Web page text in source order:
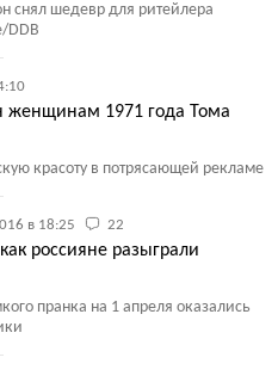
снял шедевр для ритейлера
DDB
женщинам 1971 года Тома
красоту в потрясающей рекламе
в 18:25 22
россияне разыграли
пранка на 1 апреля оказались